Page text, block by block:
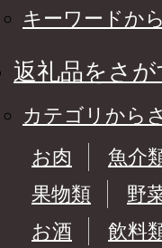
キーワードか
返礼品をさが
カテゴリから
お肉
魚介
果物類
野
お酒
飲料